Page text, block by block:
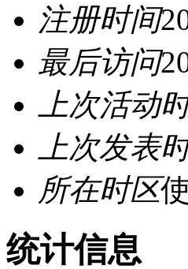
注册时间
最后访问
上次活动
上次发表
所在时区
统计信息